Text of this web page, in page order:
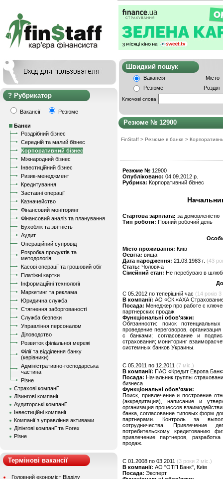
Рубрикатор
Вакансії Резюме
Банки
Роздрібний бізнес
Середній та малий бізнес
Корпоративний бізнес
Міжнародний бізнес
Інвестиційний бізнес
Ризик-менеджмент
Кредитування
Заставні операції
Казначейство
Фінансовий моніторинг
Фінансовий аналіз та планування
Бухоблік та звітність
Аудит
Операційний супровід
Розробка продуктів та
методологія
Касові операції та грошовий обіг
Платіжні картки
Інформаційні технології
Маркетинг та реклама
Юридична служба
Стягнення заборгованості
Служба безпеки
Управління персоналом
Діловодство
Розвиток філіальної мережі
Філії та відділення банку
(керівники)
Адміністративно-господарська
частина
Різне
Страхові компанії
Лізингові компанії
Аудиторські компанії
Інвестиційні компанії
Компанії з управління активами
Ділінгові компанії та Forex
Різне
Термінові вакансії
Головний економіст Відділу
Швидкий
Вакансія
Місто
Резюме
Розділ
Ключові слова
Резюме № 12900
FinStaff > Резюме в банке >
Резюме № 12900
Опубліковано: 04.09.2012 р.
Рубрика: Корпоративний бізнес
Стартова зарплата: за домовленістю
Тип роботи: Повний робочий день
Місто проживання: Київ
Освіта: вища
Дата народження: 21.03.1983 г. (43
Стать: Чоловіча
Сімейний стан: Не перебуваю в
C 05.2012 по теперішній час (14 років 3
В компанії: АО «СК «АХА
Посада: Менеджер про работе с
партнерских продаж
Функціональні обов'язки:
Обязанности: поиск
проведение переговоров,
с банками; согласование и
страхования; мониторинг
системных банков Украины.
C 05.2011 по 12.2011 (7 міс.)
В компанії: ПАО «Кредит Европа
Посада: Начальник группы
бизнеса
Функціональні обов'язки:
Поиск, привлечение и построение
(аккредитация), написание и
организация процессов
банка, согласование типовых форм
партнерами. Контроль за
сотрудничества. Привлечение
потребительскому кредитованию
привлечение партнеров,
продаж.
C 01.2008 по 03.2011 (3 роки 2 міс.)
В компанії: АО "ОТП Банк", Київ
Посада: Эксперт